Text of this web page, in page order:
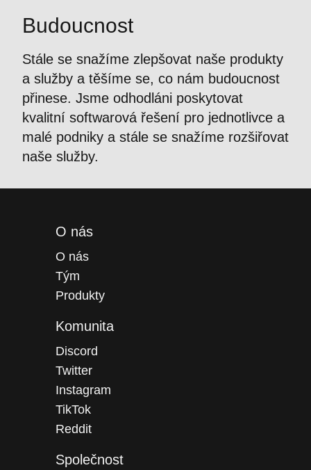
Budoucnost
Stále se snažíme zlepšovat naše produkty
a služby a těšíme se, co nám budoucnost
přinese. Jsme odhodláni poskytovat
kvalitní softwarová řešení pro jednotlivce a
malé podniky a stále se snažíme rozšiřovat
naše služby.
O nás
O nás
Tým
Produkty
Komunita
Discord
Twitter
Instagram
TikTok
Reddit
Společnost